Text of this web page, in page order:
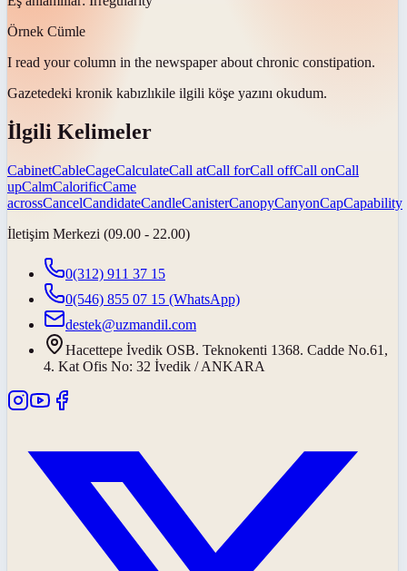
Örnek Cümle
I read your column in the newspaper about chronic constipation.
Gazetedeki kronik kabızlıkile ilgili köşe yazını okudum.
İlgili Kelimeler
CabinetCableCageCalculateCall atCall forCall offCall onCall
upCalmCalorificCame
acrossCancelCandidateCandleCanisterCanopyCanyonCapCapability
İletişim Merkezi (09.00 - 22.00)
0(312) 911 37 15
0(546) 855 07 15 (WhatsApp)
destek@uzmandil.com
Hacettepe İvedik OSB. Teknokenti 1368. Cadde No.61,
4. Kat Ofis No: 32 İvedik / ANKARA